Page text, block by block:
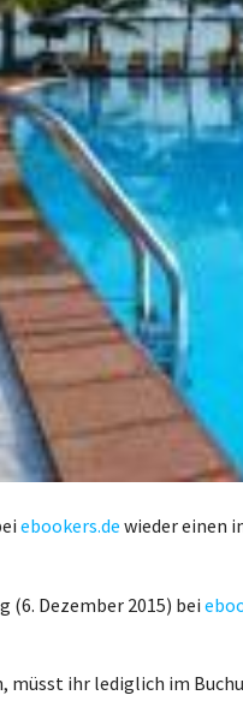
ebookers.de wieder einen
(6. Dezember 2015) bei
müsst ihr lediglich im